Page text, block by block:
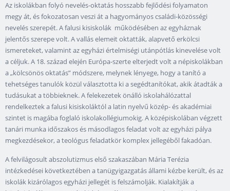
Az iskolákban folyó nevelés-oktatás hosszabb fejlődési folyamaton
megy át, és fokozatosan veszi át a hagyományos családi-közösségi
nevelés szerepét. A falusi kisiskolák működésében az egyháznak
jelentős szerepe volt. A vallás elemeit oktatták, alapvető erkölcsi
ismereteket, valamint az egyházi értelmiségi utánpótlás kinevelése volt
a céljuk. A 18. század elején Európa-szerte elterjedt volt a népiskolákban
a „kölcsönös oktatás” módszere, melynek lényege, hogy a tanító a
tehetséges tanulók közül választotta ki a segédtanítókat, akik átadták a
tudásukat a többieknek. A felekezetek önálló iskolahálózattal
rendelkeztek a falusi kisiskoláktól a latin nyelvű közép- és akadémiai
szintet is magába foglaló iskolakollégiumokig. A középiskolában végzett
tanári munka időszakos és másodlagos feladat volt az egyházi pálya
megkezdésekor, a teológus feladatkör komplex jellegéből fakadóan.
A felvilágosult abszolutizmus első szakaszában Mária Terézia
intézkedései következtében a tanügyigazgatás állami kézbe került, és az
iskolák kizárólagos egyházi jellegét is felszámolják. Kialakítják a